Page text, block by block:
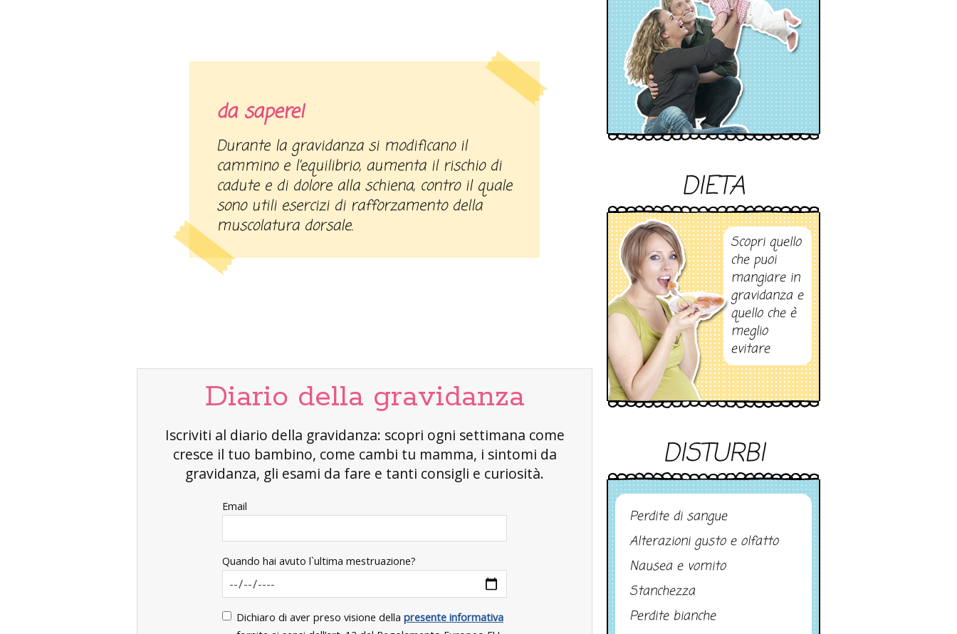
da sapere!
Durante la gravidanza si modificano il
cammino e l’equilibrio, aumenta il rischio di
cadute e di dolore alla schiena, contro il quale
sono utili esercizi di rafforzamento della
muscolatura dorsale.
Diario della gravidanza
Iscriviti al diario della gravidanza: scopri ogni settimana come
cresce il tuo bambino, come cambi tu mamma, i sintomi da
gravidanza, gli esami da fare e tanti consigli e curiosità.
Email
Quando hai avuto l`ultima mestruazione?
Dichiaro di aver preso visione della presente informativa
DIETA
Scopri quello
che puoi
mangiare in
gravidanza e
quello che è
meglio
evitare
DISTURBI
Perdite di sangue
Alterazioni gusto e olfatto
Nausea e vomito
Stanchezza
Perdite bianche